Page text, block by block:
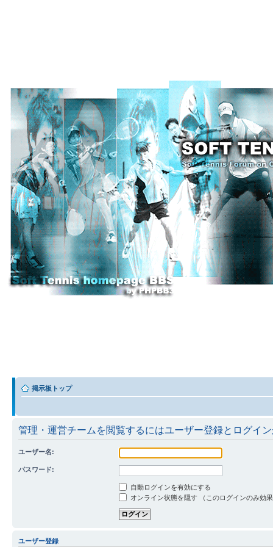
掲示板トップ
管理・運営チームを閲覧するにはユーザー登録とログイ
ユーザー名:
パスワード:
自動ログインを有効にする
オンライン状態を隠す （このログインのみ効
ユーザー登録